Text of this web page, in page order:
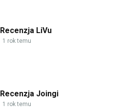
Recenzja LiVu
1 rok temu
Recenzja Joingi
1 rok temu